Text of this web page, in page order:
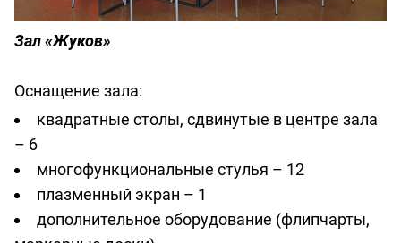
Зал «Жуков»
Оснащение зала:
квадратные столы, сдвинутые в центре зала
– 6
многофункциональные стулья – 12
плазменный экран – 1
дополнительное оборудование (флипчарты,